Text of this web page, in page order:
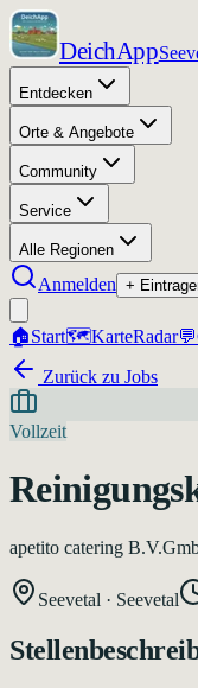
DeichApp
Entdecken
Orte & Angebote
Community
Service
Alle Regionen
Anmelden +
🏠Start🗺️KarteRadar💬
Zurück zu Jobs
Vollzeit
apetito catering
Seevetal · Seevetal